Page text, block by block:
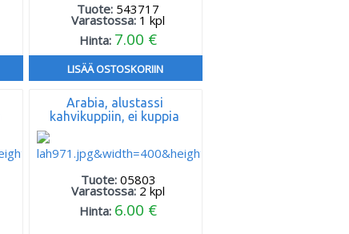
Tuote: 543717
Varastossa: 1 kpl
Hinta: 7.00 €
LISÄÄ OSTOSKORIIN
Arabia, alustassi
kahvikuppiin, ei kuppia
Tuote: 05803
Varastossa: 2 kpl
Hinta: 6.00 €